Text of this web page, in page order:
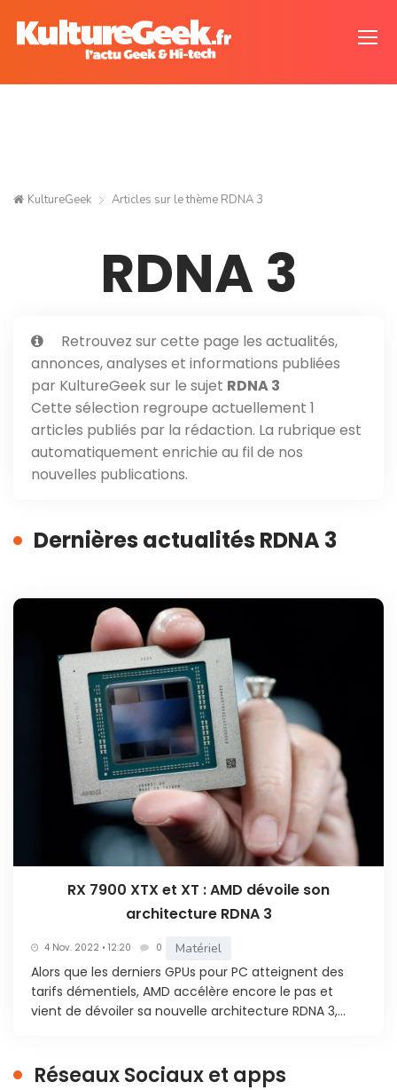
KultureGeek Articles sur le thème RDNA 3
RDNA 3
Retrouvez sur cette page les actualités,
annonces, analyses et informations publiées
par KultureGeek sur le sujet RDNA 3
Cette sélection regroupe actuellement 1
articles publiés par la rédaction. La rubrique est
automatiquement enrichie au fil de nos
nouvelles publications.
Dernières actualités RDNA 3
RX 7900 XTX et XT : AMD dévoile son
architecture RDNA 3
4 Nov. 2022 • 12:20 0 Matériel
Alors que les derniers GPUs pour PC atteignent des
tarifs démentiels, AMD accélère encore le pas et
vient de dévoiler sa nouvelle architecture RDNA 3,...
Réseaux Sociaux et apps